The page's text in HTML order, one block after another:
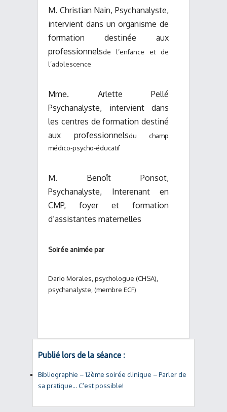
M. Christian Nain, Psychanalyste,
intervient dans un organisme de
formation destinée aux
professionnelsde l’enfance et de
l’adolescence
Mme. Arlette Pellé
Psychanalyste, intervient dans
les centres de formation destiné
aux professionnelsdu champ
médico-psycho-éducatif
M. Benoît Ponsot,
Psychanalyste, Interenant en
CMP, foyer et formation
d’assistantes maternelles
Soirée animée par
Dario Morales, psychologue (CHSA),
psychanalyste, (membre ECF)
Publié lors de la séance :
Bibliographie – 12ème soirée clinique – Parler de
sa pratique… C’est possible!